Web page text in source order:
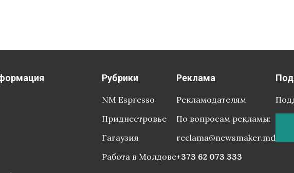
Рубрики
NM Espresso
Приднестровье
Гагаузия
Работа в Молдове
Реклама
Рекламодателям
По вопросам рекламы:
reclama@newsmaker.md
+373 62 073 333